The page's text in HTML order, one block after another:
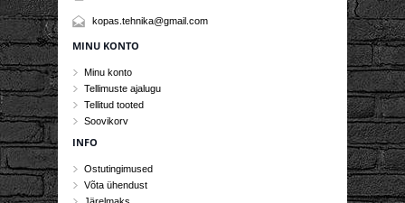
kopas.tehnika@gmail.com
MINU KONTO
Minu konto
Tellimuste ajalugu
Tellitud tooted
Soovikorv
INFO
Ostutingimused
Võta ühendust